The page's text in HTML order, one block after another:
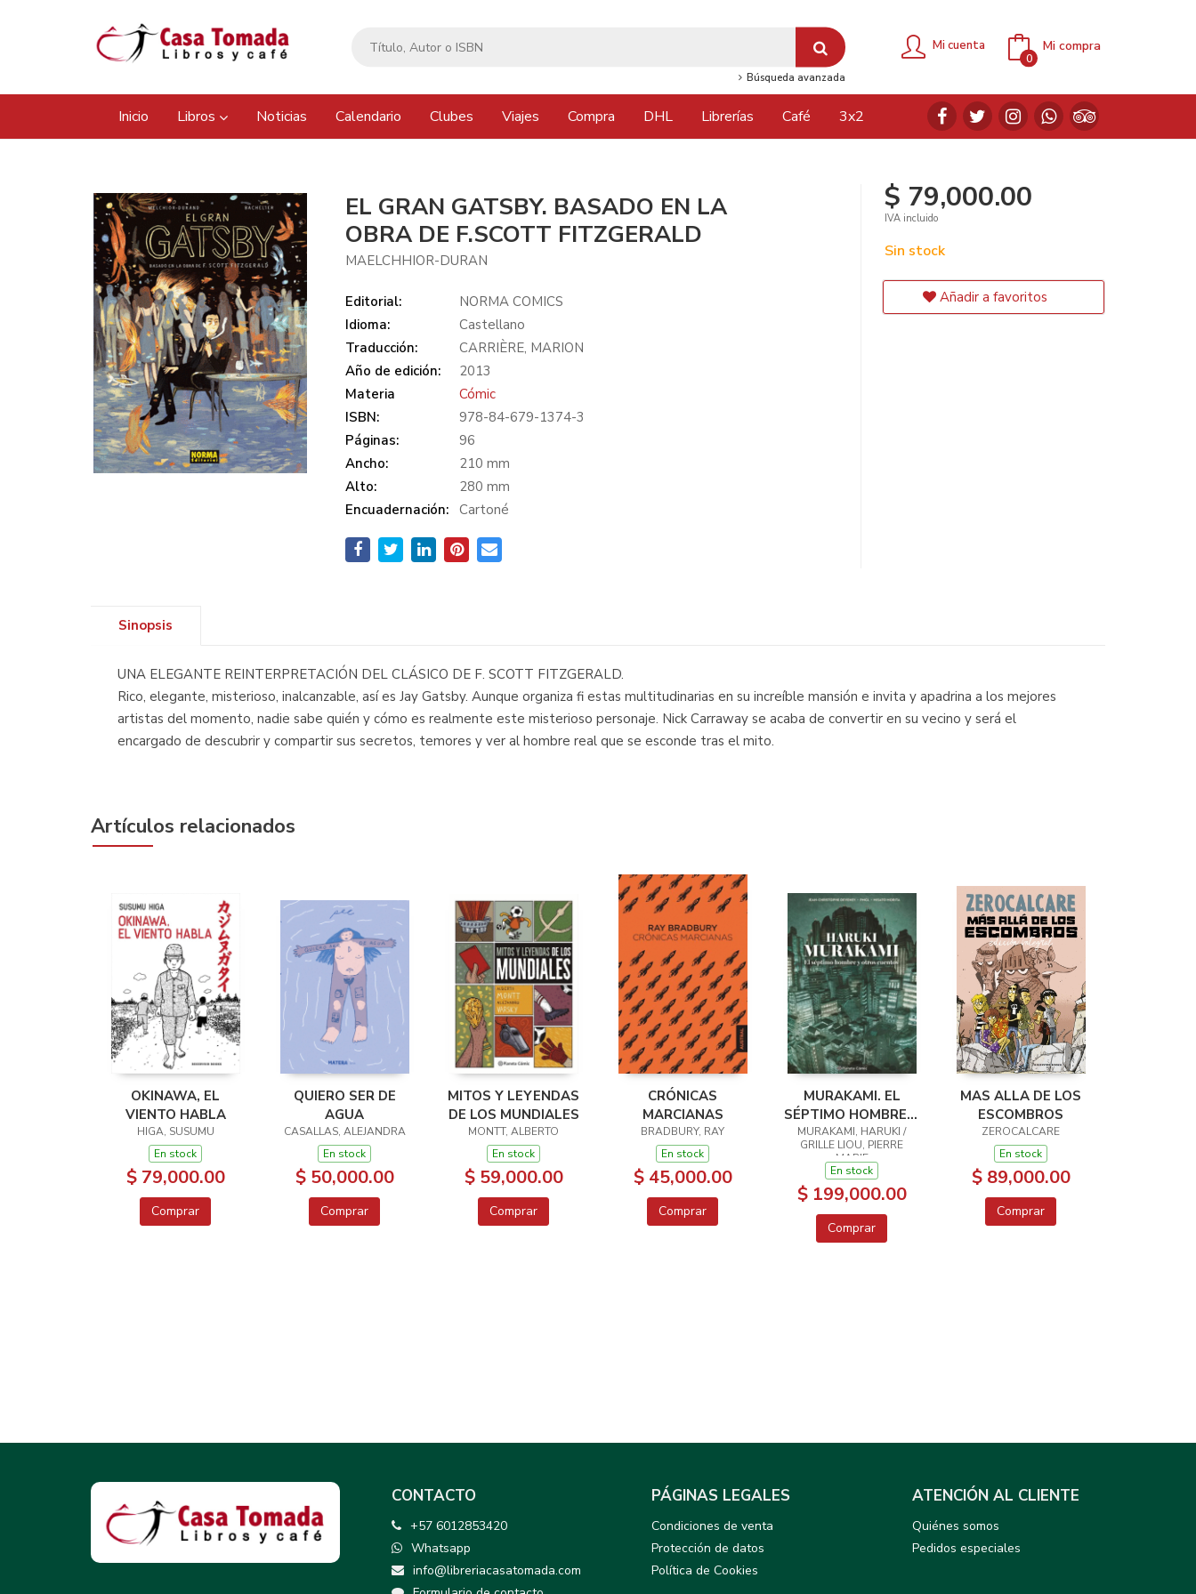
Búsqueda avanzada
Mi cuenta Mi compra
0
Inicio Libros Noticias Calendario Clubes Viajes Compra DHL Librerías Café 3x2
EL GRAN GATSBY. BASADO EN LA
OBRA DE F.SCOTT FITZGERALD
MAELCHHIOR-DURAN
Editorial:
NORMA COMICS
Idioma:
Castellano
Traducción:
CARRIÈRE, MARION
Año de edición:
2013
Materia
Cómic
ISBN:
978-84-679-1374-3
Páginas:
96
Ancho:
210 mm
Alto:
280 mm
Encuadernación:
Cartoné
$ 79,000.00
IVA incluido
Sin stock
Añadir a favoritos
Sinopsis
UNA ELEGANTE REINTERPRETACIÓN DEL CLÁSICO DE F. SCOTT FITZGERALD.
Rico, elegante, misterioso, inalcanzable, así es Jay Gatsby. Aunque organiza fi estas multitudinarias en su increíble mansión e invita y apadrina a los mejores
artistas del momento, nadie sabe quién y cómo es realmente este misterioso personaje. Nick Carraway se acaba de convertir en su vecino y será el
encargado de descubrir y compartir sus secretos, temores y ver al hombre real que se esconde tras el mito.
Artículos relacionados
OKINAWA, EL
VIENTO HABLA
HIGA, SUSUMU
En stock
$ 79,000.00
Comprar
QUIERO SER DE
AGUA
CASALLAS, ALEJANDRA
En stock
$ 50,000.00
Comprar
MITOS Y LEYENDAS
DE LOS MUNDIALES
MONTT, ALBERTO
En stock
$ 59,000.00
Comprar
CRÓNICAS
MARCIANAS
BRADBURY, RAY
En stock
$ 45,000.00
Comprar
MURAKAMI. EL
SÉPTIMO HOMBRE Y
OTROS CUENTOS
MURAKAMI, HARUKI /
GRILLE LIOU, PIERRE
MARIE
En stock
$ 199,000.00
Comprar
MAS ALLA DE LOS
ESCOMBROS
ZEROCALCARE
En stock
$ 89,000.00
Comprar
CONTACTO
+57 6012853420
Whatsapp
info@libreriacasatomada.com
PÁGINAS LEGALES
Condiciones de venta
Protección de datos
Política de Cookies
ATENCIÓN AL CLIENTE
Quiénes somos
Pedidos especiales